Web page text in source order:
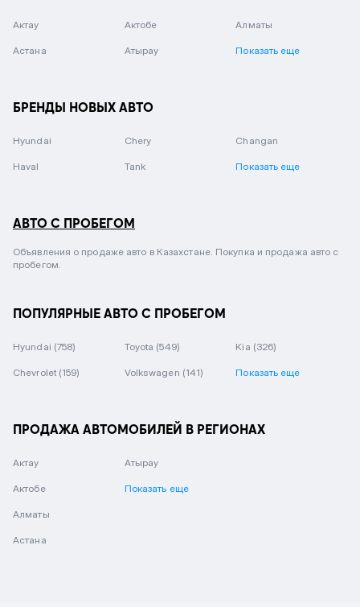
Актау Актобе Алматы
Астана Атырау Показать еще
БРЕНДЫ НОВЫХ АВТО
Hyundai Chery Changan
Haval Tank Показать еще
АВТО С ПРОБЕГОМ
Объявления о продаже авто в Казахстане. Покупка и продажа авто с
пробегом.
ПОПУЛЯРНЫЕ АВТО С ПРОБЕГОМ
Hyundai (758) Toyota (549) Kia (326)
Chevrolet (159) Volkswagen (141) Показать еще
ПРОДАЖА АВТОМОБИЛЕЙ В РЕГИОНАХ
Актау
Актобе
Алматы
Астана
Атырау
Показать еще